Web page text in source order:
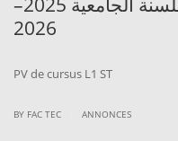
2026
PV de cursus L1 ST
BY FAC TEC ANNONCES